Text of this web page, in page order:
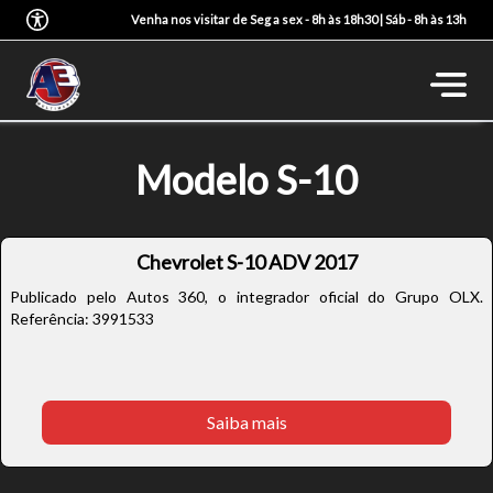
Venha nos visitar de Seg a sex - 8h às 18h30 | Sáb - 8h às 13h
Modelo S-10
Chevrolet S-10 ADV 2017
Publicado pelo Autos 360, o integrador oficial do Grupo OLX.
Referência: 3991533
Saiba mais